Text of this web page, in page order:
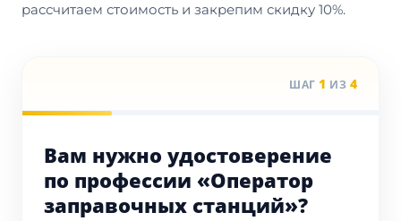
рассчитаем стоимость и закрепим скидку 10%.
ШАГ 1 ИЗ 4
Вам нужно удостоверение
по профессии «Оператор
заправочных станций»?